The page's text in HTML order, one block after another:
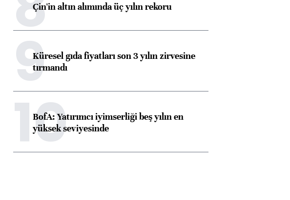
Çin'in altın alımında üç yılın rekoru
9Küresel gıda fiyatları son 3 yılın zirvesine
tırmandı
10
BofA: Yatırımcı iyimserliği beş yılın en
yüksek seviyesinde